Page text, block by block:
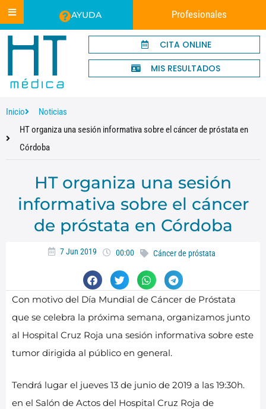
AYUDA Profesionales
CITA ONLINE
MIS RESULTADOS
Inicio
Noticias
HT organiza una sesión informativa sobre el cáncer de próstata en
Córdoba
HT organiza una sesión
informativa sobre el cáncer
de próstata en Córdoba
7 Jun 2019 00:00 Cáncer de próstata
Con motivo del Día Mundial de Cáncer de Próstata
que se celebra la próxima semana, organizamos junto
al Hospital Cruz Roja una sesión informativa sobre este
tumor dirigida al público en general.
Tendrá lugar el jueves 13 de junio de 2019 a las 19:30h.
en el Salón de Actos del Hospital Cruz Roja de